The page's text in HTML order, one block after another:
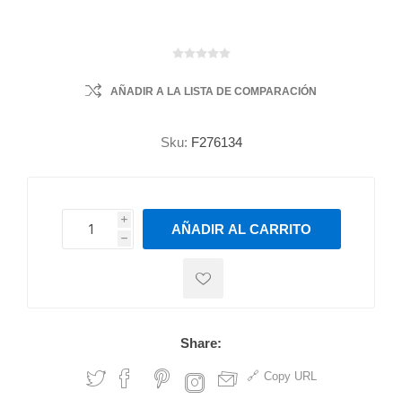
AÑADIR A LA LISTA DE COMPARACIÓN
Sku: F276134
i
h
h
AÑADIR AL CARRITO
Share:
Copy URL